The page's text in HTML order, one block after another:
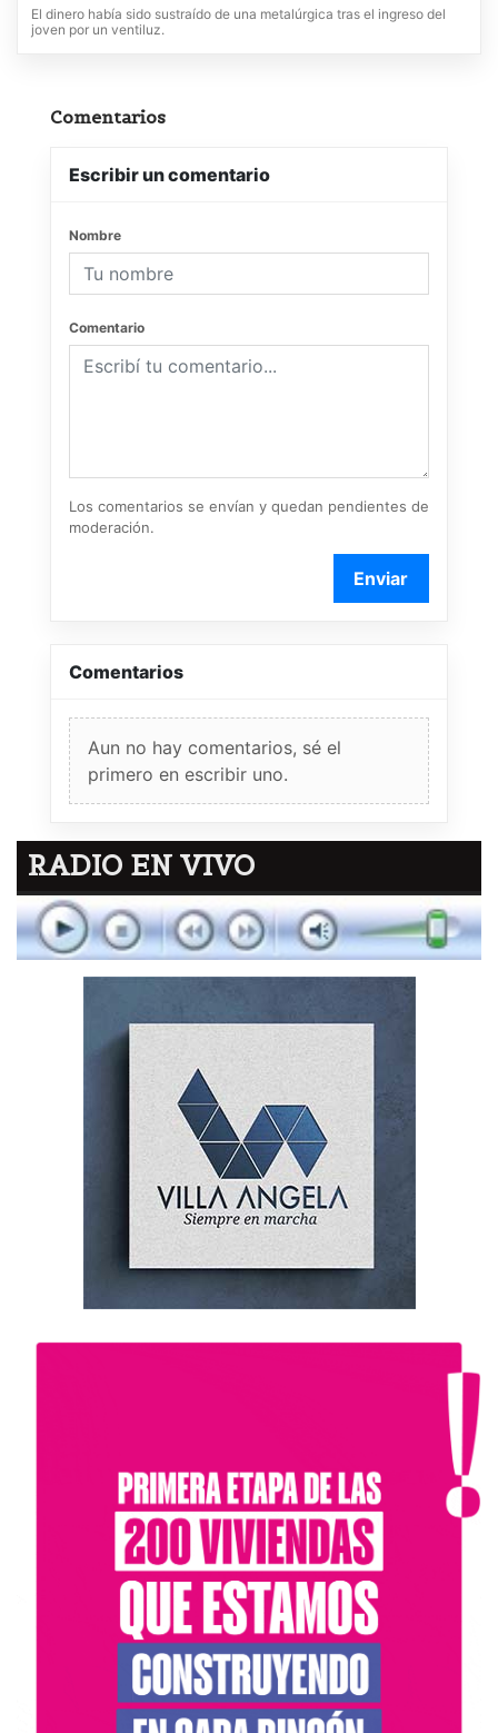
El dinero había sido sustraído de una metalúrgica tras el ingreso del
joven por un ventiluz.
Comentarios
Escribir un comentario
Nombre
Comentario
Los comentarios se envían y quedan pendientes de
moderación.
Enviar
Comentarios
Aun no hay comentarios, sé el
primero en escribir uno.
RADIO EN VIVO